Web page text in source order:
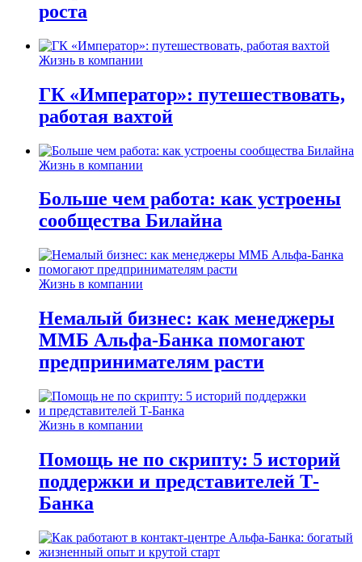
роста
Жизнь в компании
ГК «Император»: путешествовать,
работая вахтой
Жизнь в компании
Больше чем работа: как устроены
сообщества Билайна
Жизнь в компании
Немалый бизнес: как менеджеры
ММБ Альфа-Банка помогают
предпринимателям расти
Жизнь в компании
Помощь не по скрипту: 5 историй
поддержки и представителей Т-
Банка